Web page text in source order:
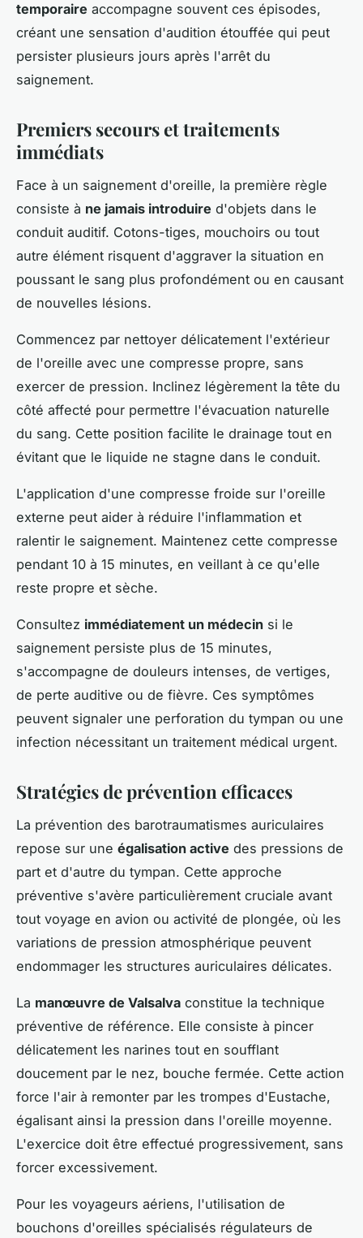
temporaire accompagne souvent ces épisodes,
créant une sensation d'audition étouffée qui peut
persister plusieurs jours après l'arrêt du
saignement.
Premiers secours et traitements
immédiats
Face à un saignement d'oreille, la première règle
consiste à ne jamais introduire d'objets dans le
conduit auditif. Cotons-tiges, mouchoirs ou tout
autre élément risquent d'aggraver la situation en
poussant le sang plus profondément ou en causant
de nouvelles lésions.
Commencez par nettoyer délicatement l'extérieur
de l'oreille avec une compresse propre, sans
exercer de pression. Inclinez légèrement la tête du
côté affecté pour permettre l'évacuation naturelle
du sang. Cette position facilite le drainage tout en
évitant que le liquide ne stagne dans le conduit.
L'application d'une compresse froide sur l'oreille
externe peut aider à réduire l'inflammation et
ralentir le saignement. Maintenez cette compresse
pendant 10 à 15 minutes, en veillant à ce qu'elle
reste propre et sèche.
Consultez immédiatement un médecin si le
saignement persiste plus de 15 minutes,
s'accompagne de douleurs intenses, de vertiges,
de perte auditive ou de fièvre. Ces symptômes
peuvent signaler une perforation du tympan ou une
infection nécessitant un traitement médical urgent.
Stratégies de prévention efficaces
La prévention des barotraumatismes auriculaires
repose sur une égalisation active des pressions de
part et d'autre du tympan. Cette approche
préventive s'avère particulièrement cruciale avant
tout voyage en avion ou activité de plongée, où les
variations de pression atmosphérique peuvent
endommager les structures auriculaires délicates.
La manœuvre de Valsalva constitue la technique
préventive de référence. Elle consiste à pincer
délicatement les narines tout en soufflant
doucement par le nez, bouche fermée. Cette action
force l'air à remonter par les trompes d'Eustache,
égalisant ainsi la pression dans l'oreille moyenne.
L'exercice doit être effectué progressivement, sans
forcer excessivement.
Pour les voyageurs aériens, l'utilisation de
bouchons d'oreilles spécialisés régulateurs de